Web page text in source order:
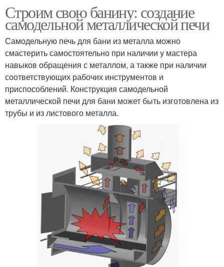
Строим свою банину: создание
самодельной металлической печи
Самодельную печь для бани из металла можно
смастерить самостоятельно при наличии у мастера
навыков обращения с металлом, а также при наличии
соответствующих рабочих инструментов и
приспособлений. Конструкция самодельной
металлической печи для бани может быть изготовлена из
трубы и из листового металла.